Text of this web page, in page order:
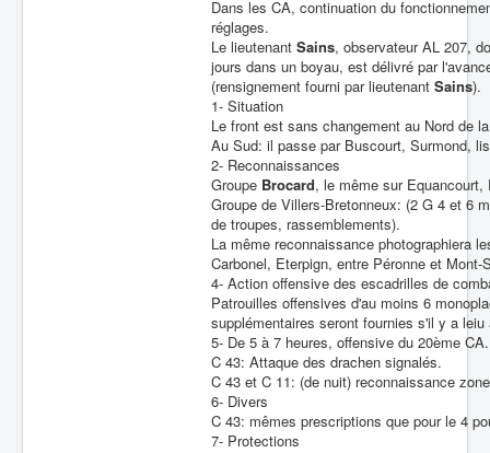
Dans les CA, continuation du
réglages.
Le lieutenant Sains, observateur AL 207,
jours dans un boyau, est délivré par
(rensignement fourni par lieutenant Sains).
1- Situation
Le front est sans changement au Nord de
Au Sud: il passe par Buscourt, Surmond,
2- Reconnaissances
Groupe Brocard, le même sur
Groupe de Villers-Bretonneux: (2 G 4 et 6
de troupes, rassemblements).
La même reconnaissance photographiera
Carbonel, Eterpign, entre Péronne et Mont-
4- Action offensive des escadrilles de
Patrouilles offensives d'au moins 6
supplémentaires seront fournies s'il y a
5- De 5 à 7 heures, offensive du 20ème CA.
C 43: Attaque des drachen signalés.
C 43 et C 11: (de nuit) reconnaissance
6- Divers
C 43: mêmes prescriptions que pour le 4
7- Protections